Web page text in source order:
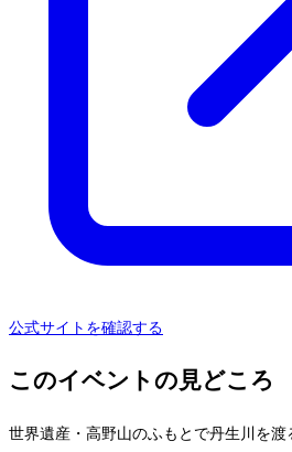
公式サイトを確認する
このイベントの見どころ
世界遺産・高野山のふもとで丹生川を渡